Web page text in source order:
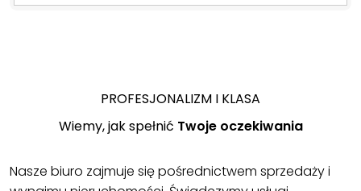
PROFESJONALIZM I KLASA
Wiemy, jak spełnić Twoje oczekiwania
Nasze biuro zajmuje się pośrednictwem sprzedaży i